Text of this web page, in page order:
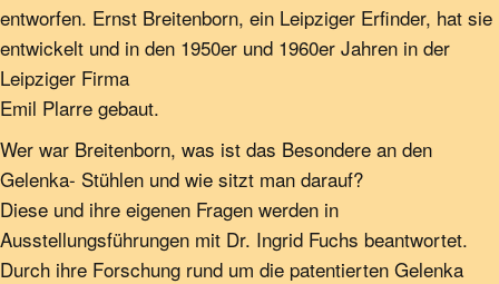
entworfen. Ernst Breitenborn, ein Leipziger Erfinder, hat sie
entwickelt und in den 1950er und 1960er Jahren in der
Leipziger Firma
Emil Plarre gebaut.
Wer war Breitenborn, was ist das Besondere an den
Gelenka- Stühlen und wie sitzt man darauf?
Diese und ihre eigenen Fragen werden in
Ausstellungsführungen mit Dr. Ingrid Fuchs beantwortet.
Durch ihre Forschung rund um die patentierten Gelenka